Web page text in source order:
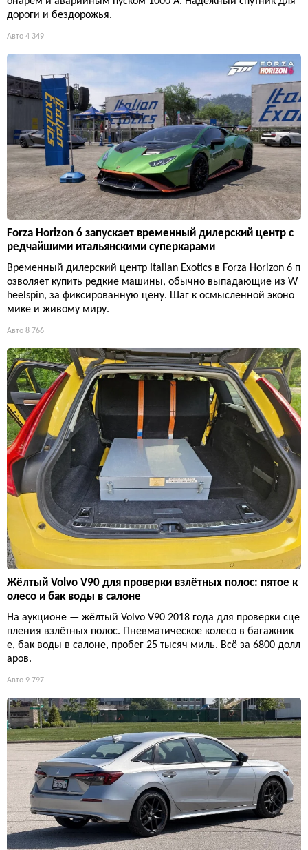
дороги и бездорожья.
Авто 4 349
Forza Horizon 6 запускает временный дилерский центр с
редчайшими итальянскими суперкарами
Временный дилерский центр Italian Exotics в Forza Horizon 6 п
озволяет купить редкие машины, обычно выпадающие из W
heelspin, за фиксированную цену. Шаг к осмысленной эконо
мике и живому миру.
Авто 8 766
Жёлтый Volvo V90 для проверки взлётных полос: пятое к
олесо и бак воды в салоне
На аукционе — жёлтый Volvo V90 2018 года для проверки сце
пления взлётных полос. Пневматическое колесо в багажник
е, бак воды в салоне, пробег 25 тысяч миль. Всё за 6800 долл
аров.
Авто 9 797